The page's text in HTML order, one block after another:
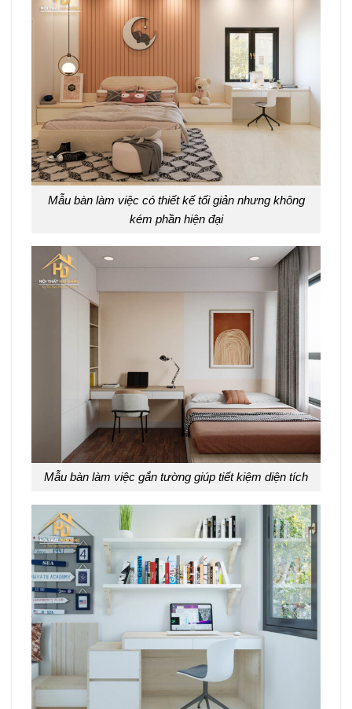
Mẫu bàn làm việc có thiết kế tối giản nhưng không
kém phần hiện đại
Mẫu bàn làm việc gắn tường giúp tiết kiệm diện tích